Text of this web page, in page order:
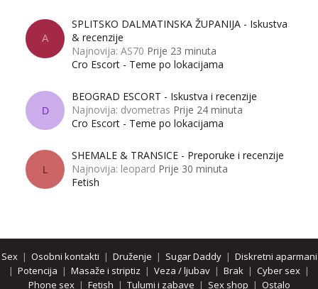
A
SPLITSKO DALMATINSKA ŽUPANIJA - Iskustva
& recenzije
Najnovija: AS70 Prije 23 minuta
Cro Escort - Teme po lokacijama
D
BEOGRAD ESCORT - Iskustva i recenzije
Najnovija: dvometras Prije 24 minuta
Cro Escort - Teme po lokacijama
L
SHEMALE & TRANSICE - Preporuke i recenzije
Najnovija: leopard Prije 30 minuta
Fetish
Sex| Osobni kontakti | Druženje | Sugar Daddy| Diskretni aparmani
| Potencija | Masaže i striptiz | Veza / ljubav | Brak | Cyber sex |
Phone sex| Fetish | Tulumi i zabave | Sex shop | Ostalo